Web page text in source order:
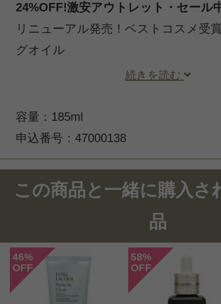
24%OFF!激安アウトレット・セール
リニューアル発売！ベストコスメ受
グオイル
続きを読む
容量：185ml
申込番号：47000138
この商品のクチコミ
5件のレビュー
投稿日：2025年01月
nicole 様
／50代後半
この商品と一緒に購入さ
品
46%
OFF
58%
OFF